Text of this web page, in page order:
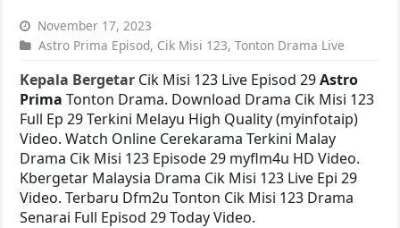
November 17, 2023
Astro Prima Episod, Cik Misi 123,Tonton Drama Live
Kepala Bergetar Cik Misi 123 Live Episod 29Astro
PrimaTonton Drama. Download Drama Cik Misi 123
Full Ep 29 Terkini Melayu High Quality (myinfotaip)
Video. Watch Online Cerekarama Terkini Malay
Drama Cik Misi 123 Episode 29 myflm4u HD Video.
Kbergetar Malaysia Drama Cik Misi 123 Live Epi 29
Video. Terbaru Dfm2u Tonton Cik Misi 123 Drama
Senarai Full Episod 29 Today Video.